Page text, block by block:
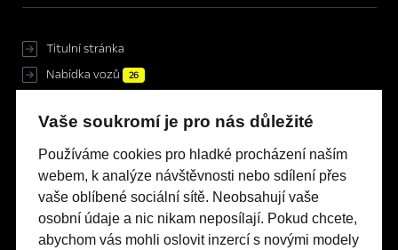
Titulní stránka
Nabídka vozů
26
Novinky
Kontakty
Nastavení cookies
Mimosoudní řešení sporů
Energetické štítky pneumatik
Vaše soukromí je pro nás důležité
Používáme cookies pro hladké procházení naším
webem, k analýze návštěvnosti nebo sdílení přes
vaše oblíbené sociální sítě. Neobsahují vaše
osobní údaje a nic nikam neposílají. Pokud chcete,
abychom vás mohli oslovit inzercí s novými modely